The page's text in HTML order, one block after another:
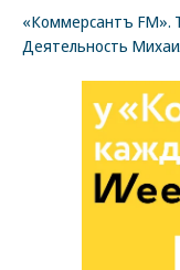
«Коммерсантъ FM».
Деятельность